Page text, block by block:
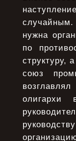
случайным.
нужна
по
структуру,
союз